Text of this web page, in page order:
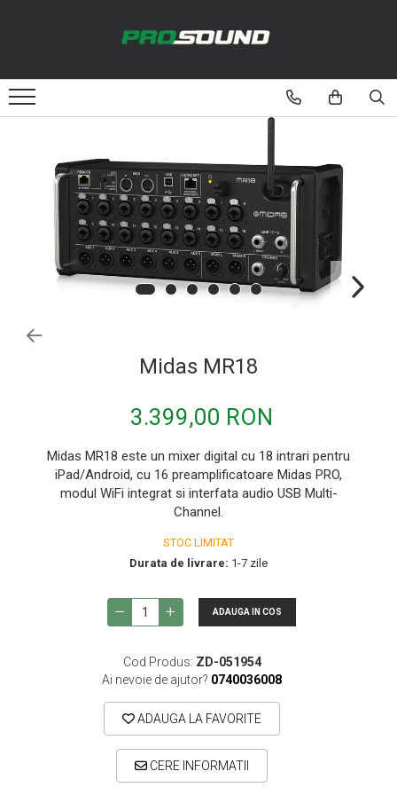
Sonorizare / PA
Shockmount
Stabilizatoare de tensiune UPS si
Power Conditioner
Unelte Audio
Microfoane
Capsule de microfon
Case-uri de microfoane
Microfoane de instrumente
Microfoane de studio
Microfoane de Suprafata
Microfoane pt Camere Video
Microfoane pt instalatii si conferinta
Microfoane Ribbon
Microfoane Suspendabile
Microfoane wireless si sisteme
Midas MR18
3.399,00 RON
Midas MR18 este un mixer digital cu 18 intrari pentru
iPad/Android, cu 16 preamplificatoare Midas PRO,
modul WiFi integrat si interfata audio USB Multi-
Channel.
STOC LIMITAT
Durata de livrare: 1-7 zile
ADAUGA IN COS
Cod Produs: ZD-051954
Ai nevoie de ajutor? 0740036008
ADAUGA LA FAVORITE
CERE INFORMATII